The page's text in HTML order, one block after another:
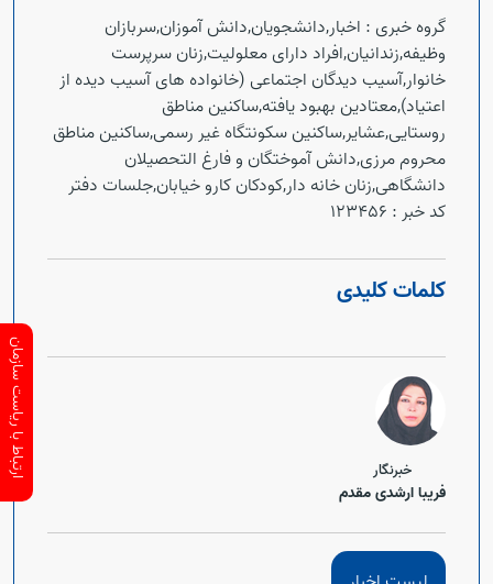
گروه خبری : اخبار,دانشجویان,دانش آموزان,سربازان
وظیفه,زندانیان,افراد دارای معلولیت,زنان سرپرست
خانوار,آسیب دیدگان اجتماعی (خانواده های آسیب دیده از
اعتیاد),معتادین بهبود یافته,ساکنین مناطق
روستایی,عشایر,ساکنین سکونتگاه غیر رسمی,ساکنین مناطق
محروم مرزی,دانش آموختگان و فارغ التحصیلان
دانشگاهی,زنان خانه دار,کودکان کارو خیابان,جلسات دفتر
کد خبر : 123456
کلمات کلیدی
خبرنگار
فریبا ارشدی مقدم
ارتباط با ریاست سازمان